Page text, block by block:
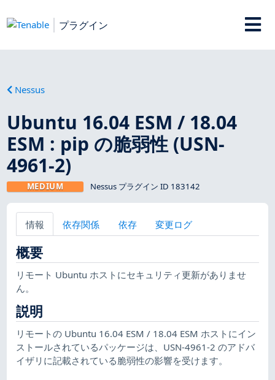
プラグイン
Nessus
Ubuntu 16.04 ESM / 18.04
ESM : pip の脆弱性 (USN-
4961-2)
MEDIUM Nessus プラグイン ID 183142
情報 依存関係 依存 変更ログ
概要
リモート Ubuntu ホストにセキュリティ更新がありませ
ん。
説明
リモートの Ubuntu 16.04 ESM / 18.04 ESM ホストにイン
ストールされているパッケージは、USN-4961-2 のアドバ
イザリに記載されている脆弱性の影響を受けます。